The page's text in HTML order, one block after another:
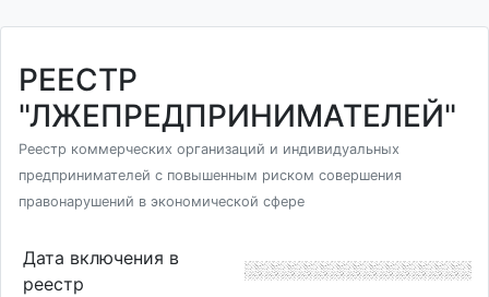
РЕЕСТР
"ЛЖЕПРЕДПРИНИМАТЕЛЕЙ"
Реестр коммерческих организаций и индивидуальных
предпринимателей с повышенным риском совершения
правонарушений в экономической сфере
Дата включения в
реестр